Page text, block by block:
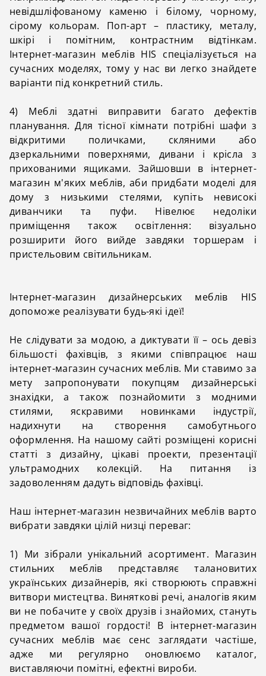
невідшліфованому каменю і білому, чорному,
сірому кольорам. Поп-арт – пластику, металу,
шкірі і помітним, контрастним відтінкам.
Інтернет-магазин меблів HIS спеціалізується на
сучасних моделях, тому у нас ви легко знайдете
варіанти під конкретний стиль.
4) Меблі здатні виправити багато дефектів
планування. Для тісної кімнати потрібні шафи з
відкритими поличками, скляними або
дзеркальними поверхнями, дивани і крісла з
прихованими ящиками. Зайшовши в інтернет-
магазин м'яких меблів, аби придбати моделі для
дому з низькими стелями, купіть невисокі
диванчики та пуфи. Нівелює недоліки
приміщення також освітлення: візуально
розширити його вийде завдяки торшерам і
пристельовим світильникам.
Інтернет-магазин дизайнерських меблів HIS
допоможе реалізувати будь-які ідеї!
Не слідувати за модою, а диктувати її – ось девіз
більшості фахівців, з якими співпрацює наш
інтернет-магазин сучасних меблів. Ми ставимо за
мету запропонувати покупцям дизайнерські
знахідки, а також познайомити з модними
стилями, яскравими новинками індустрії,
надихнути на створення самобутнього
оформлення. На нашому сайті розміщені корисні
статті з дизайну, цікаві проекти, презентації
ультрамодних колекцій. На питання із
задоволенням дадуть відповідь фахівці.
Наш інтернет-магазин незвичайних меблів варто
вибрати завдяки цілій низці переваг:
1) Ми зібрали унікальний асортимент. Магазин
стильних меблів представляє талановитих
українських дизайнерів, які створюють справжні
витвори мистецтва. Виняткові речі, аналогів яким
ви не побачите у своїх друзів і знайомих, стануть
предметом вашої гордості! В інтернет-магазин
сучасних меблів має сенс заглядати частіше,
адже ми регулярно оновлюємо каталог,
виставляючи помітні, ефектні вироби.